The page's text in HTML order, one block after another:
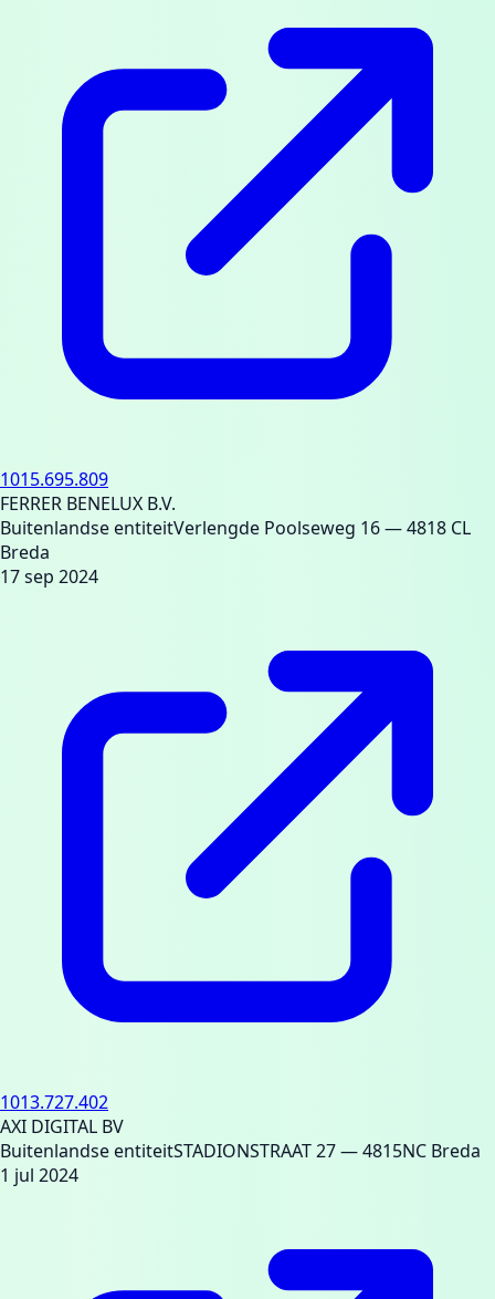
1015.695.809
FERRER BENELUX B.V.
Buitenlandse entiteitVerlengde Poolseweg 16— 4818 CL
Breda
17 sep 2024
1013.727.402
AXI DIGITAL BV
Buitenlandse entiteitSTADIONSTRAAT 27— 4815NC Breda
1 jul 2024